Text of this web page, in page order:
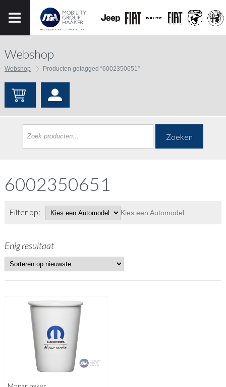
Webshop
Webshop Producten getagged “6002350651”
Zoeken
6002350651
Filter op: Kies een Automodel
Enig resultaat